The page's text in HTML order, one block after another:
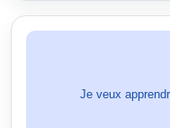
Je veux